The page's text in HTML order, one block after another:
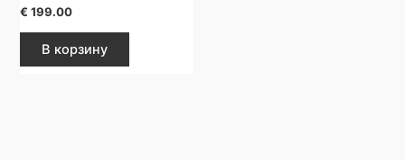
€ 199.00
В корзину